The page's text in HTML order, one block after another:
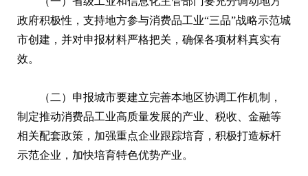
政府积极性，支持地方参与消费品工业“三品”战略示范城
市创建，并对申报材料严格把关，确保各项材料真实有
效。
（二）申报城市要建立完善本地区协调工作机制，
制定推动消费品工业高质量发展的产业、税收、金融等
相关配套政策，加强重点企业跟踪培育，积极打造标杆
示范企业，加快培育特色优势产业。